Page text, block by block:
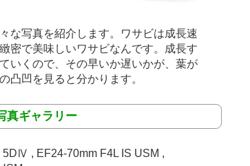
な写真を紹介します。ワサビは成長速
密で美味しいワサビなんです。成長す
いくので、その早いか遅いかが、葉が
凸凹を見ると分かります。
真ギャラリー
, EF24-70mm F4L IS USM ,